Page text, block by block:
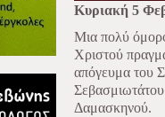
Κυριακή 5
Μια πολύ
Χριστού
απόγευμα του
Δαμασκηνού.